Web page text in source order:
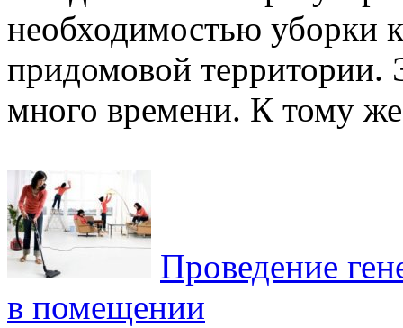
необходимостью уборки
придомовой территории.
много времени. К тому
Проведение
в помещении